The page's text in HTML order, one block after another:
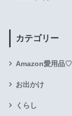
カテゴリー
Amazon愛用品♡
お出かけ
くらし